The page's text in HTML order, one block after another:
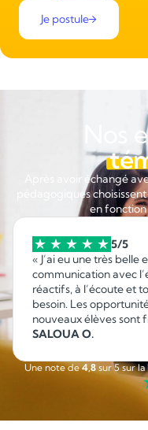
Je postule
Nos
Après avoir échangé
pédagogiques
en
5/5
« J’ai eu une très
communication avec
réactifs, à l’écoute et
besoin. Les
nouveaux élèves sont
fonction de mes
sérieuse, flexible et
SALOUA O.
Une note de4,8sur 5 sur la